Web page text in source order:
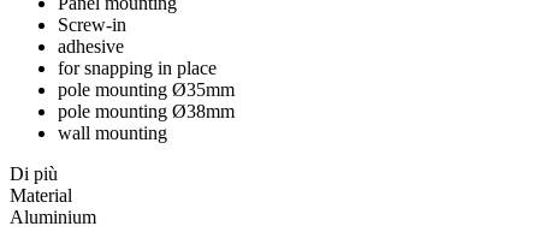
Screw-in
adhesive
for snapping in place
pole mounting Ø35mm
pole mounting Ø38mm
wall mounting
Di più
Material
Aluminium